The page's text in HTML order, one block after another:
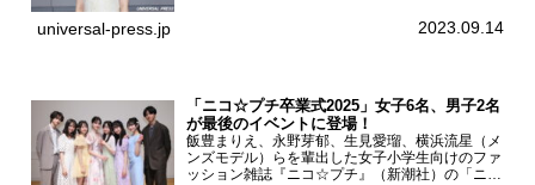
ーについて「下白石麦は頭にビックリマークと、
universal-press.jp 2023.09.14
「ニコ☆プチ卒業式2025」女子6名、男子2名
が最後のイベントに登場！
飯豊まりえ、永野芽郁、生見愛瑠、横浜流星（メ
ンズモデル）らを輩出した女子小学生向けのファ
ッション雑誌『ニコ☆プチ』（新潮社）の「ニコ